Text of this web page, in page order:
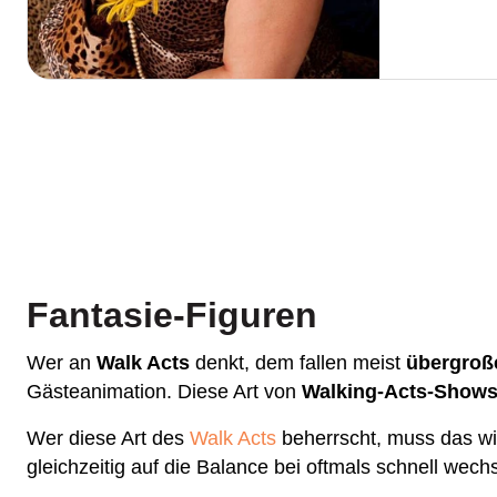
Fantasie-Figuren
Wer an Walk Acts denkt, dem fallen meist
Gästeanimation. Diese Art von Walking-Acts-Shows
Wer diese Art des Walk Acts beherrscht, muss das
gleichzeitig auf die Balance bei oftmals schnell